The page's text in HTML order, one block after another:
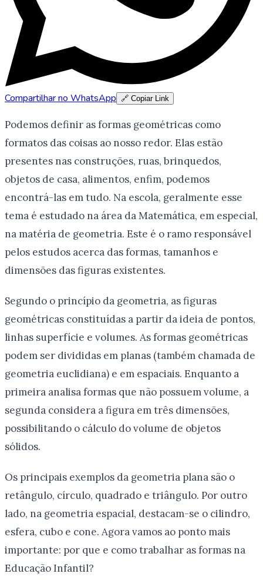
Compartilhar no WhatsApp 🔗 Copiar Link
Podemos definir as formas geométricas como
formatos das coisas ao nosso redor. Elas estão
presentes nas construções, ruas, brinquedos,
objetos de casa, alimentos, enfim, podemos
encontrá-las em tudo. Na escola, geralmente esse
tema é estudado na área da Matemática, em especial,
na matéria de geometria. Este é o ramo responsável
pelos estudos acerca das formas, tamanhos e
dimensões das figuras existentes.
Segundo o princípio da geometria, as figuras
geométricas constituídas a partir da ideia de pontos,
linhas superfície e volumes. As formas geométricas
podem ser divididas em planas (também chamada de
geometria euclidiana) e em espaciais. Enquanto a
primeira analisa formas que não possuem volume, a
segunda considera a figura em três dimensões,
possibilitando o cálculo do volume de objetos
sólidos.
Os principais exemplos da geometria plana são o
retângulo, círculo, quadrado e triângulo. Por outro
lado, na geometria espacial, destacam-se o cilindro,
esfera, cubo e cone. Agora vamos ao ponto mais
importante: por que e como trabalhar as formas na
Educação Infantil?